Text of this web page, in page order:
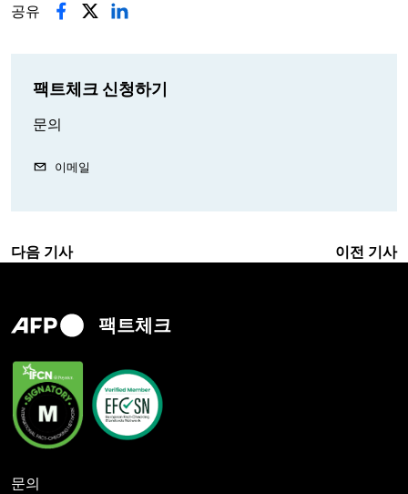
공유
팩트체크 신청하기
문의
이메일
다음 기사 이전 기사
팩트체크
문의